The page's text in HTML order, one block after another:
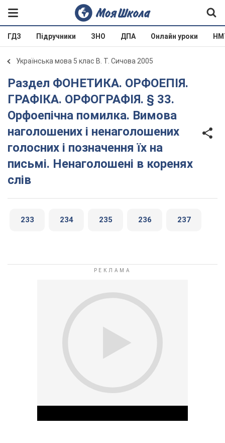
ГДЗ Підручники ЗНО ДПА Онлайн уроки
Українська мова 5 клас В. Т. Сичова 2005
Раздел ФОНЕТИКА. ОРФОЕПІЯ.
ГРАФІКА. ОРФОГРАФІЯ. § 33.
Орфоепічна помилка. Вимова
наголошених і ненаголошених
голосних і позначення їх на
письмі. Ненаголошені в коренях
слів
233 234 235 236 237